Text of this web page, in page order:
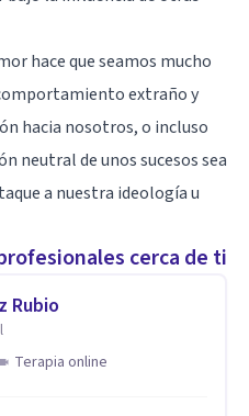
hace que seamos mucho
extraño y
hacia nosotros, o incluso
neutral de unos sucesos sea
a nuestra ideología u
cerca de ti
Rubio
Terapia online